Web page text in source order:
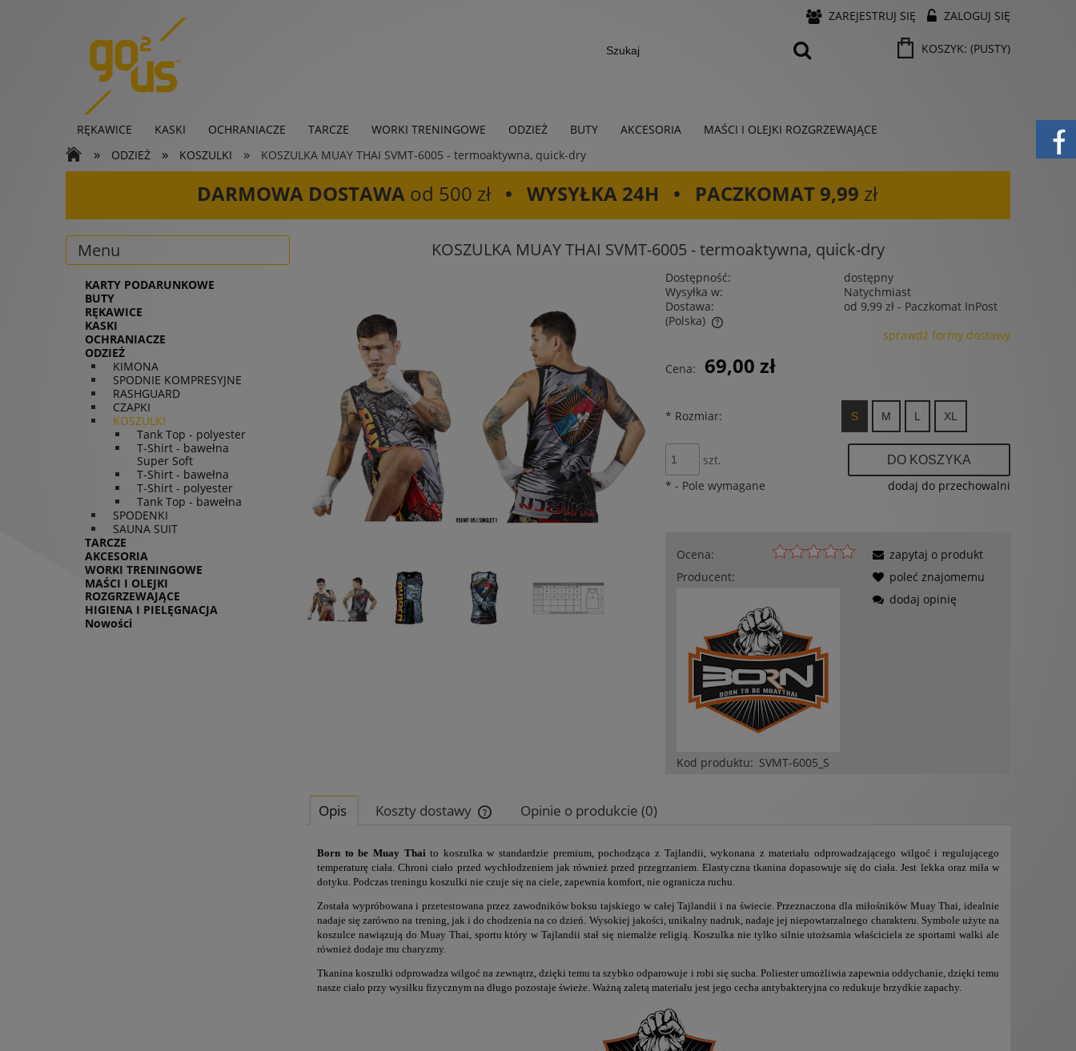
ZAREJESTRUJ SIĘ ZALOGUJ SIĘ
KOSZYK: (PUSTY)
RĘKAWICE KASKI OCHRANIACZE TARCZE WORKI TRENINGOWE ODZIEŻ BUTY AKCESORIA
MAŚCI I OLEJKI ROZGRZEWAJĄCE
KARTY PODARUNKOWE
» ODZIEŻ » KOSZULKI » KOSZULKA MUAY THAI SVMT-6005 - termoaktywna, quick-dry
DARMOWA DOSTAWA od 500 zł• WYSYŁKA 24H • PACZKOMAT 9,99 zł
Menu
KARTY PODARUNKOWE
BUTY
RĘKAWICE
KASKI
OCHRANIACZE
ODZIEŻ
KIMONA
SPODNIE KOMPRESYJNE
RASHGUARD
CZAPKI
KOSZULKI
Tank Top - polyester
T-Shirt - bawełna
Super Soft
T-Shirt - bawełna
T-Shirt - polyester
Tank Top - bawełna
SPODENKI
SAUNA SUIT
TARCZE
AKCESORIA
WORKI TRENINGOWE
MAŚCI I OLEJKI
ROZGRZEWAJĄCE
HIGIENA I PIELĘGNACJA
Nowości
KOSZULKA MUAY THAI SVMT-6005 - termoaktywna, quick-dry
Dostępność:
dostępny
Wysyłka w:
Natychmiast
Dostawa:
od 9,99 zł - Paczkomat InPost
(Polska)
Cena nie zawiera ewentualnych kosztów
płatności
sprawdź formy dostawy
Cena: 69,00 zł
* Rozmiar: S M L XL
szt. DO KOSZYKA
dodaj do przechowalni
* - Pole wymagane
Ocena:
Producent:
Kod produktu: SVMT-6005_S
zapytaj o produkt
poleć znajomemu
dodaj opinię
Opis Koszty dostawy
Cena nie zawiera ewentualnych kosztów
płatności
Opinie o produkcie (0)
Born to be Muay Thai to koszulka w standardzie premium, pochodząca z Tajlandii, wykonana z materiału odprowadzającego wilgoć i regulującego
temperaturę ciała. Chroni ciało przed wychłodzeniem jak również przed przegrzaniem. Elastyczna tkanina dopasowuje się do ciała. Jest lekka oraz miła w
dotyku. Podczas treningu koszulki nie czuje się na ciele, zapewnia komfort, nie ogranicza ruchu.
Została wypróbowana i przetestowana przez zawodników boksu tajskiego w całej Tajlandii i na świecie. Przeznaczona dla miłośników Muay Thai, idealnie
nadaje się zarówno na trening, jak i do chodzenia na co dzień. Wysokiej jakości, unikalny nadruk, nadaje jej niepowtarzalnego charakteru. Symbole użyte na
koszulce nawiązują do Muay Thai, sportu który w Tajlandii stał się niemalże religią. Koszulka nie tylko silnie utożsamia właściciela ze sportami walki ale
również dodaje mu charyzmy.
Tkanina koszulki odprowadza wilgoć na zewnątrz, dzięki temu ta szybko odparowuje i robi się sucha. Poliester umożliwia zapewnia oddychanie, dzięki temu
nasze ciało przy wysiłku fizycznym na długo pozostaje świeże. Ważną zaletą materiału jest jego cecha antybakteryjna co redukuje brzydkie zapachy.